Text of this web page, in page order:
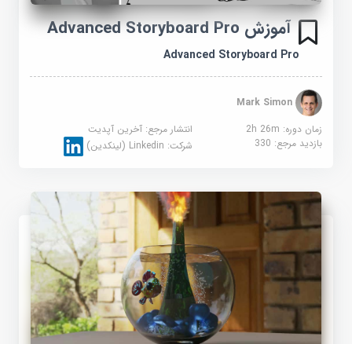
آموزش Advanced Storyboard Pro
Advanced Storyboard Pro
Mark Simon
زمان دوره: 2h 26m
انتشار مرجع:آخرین آپدیت
بازدید مرجع:330 شرکت:Linkedin (لینکدین)